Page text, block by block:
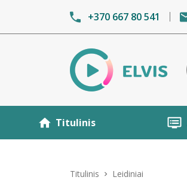
+370 667 80 541
Titulinis
Titulinis Leidiniai